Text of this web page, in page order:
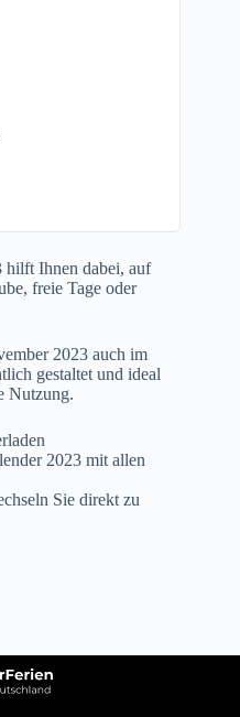
hilft Ihnen dabei, auf
freie Tage oder
2023 auch im
gestaltet und ideal
Nutzung.
2023 mit allen
Sie direkt zu